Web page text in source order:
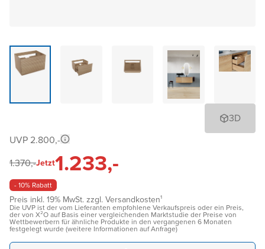
3D
UVP 2.800,-
1.370,-Jetzt1.233,-
- 10% Rabatt
Preis inkl. 19% MwSt. zzgl. Versandkosten¹
Die UVP ist der vom Lieferanten empfohlene Verkaufspreis oder ein Preis,
der von X²O auf Basis einer vergleichenden Marktstudie der Preise von
Wettbewerbern für ähnliche Produkte in den vergangenen 6 Monaten
festgelegt wurde (weitere Informationen auf Anfrage)